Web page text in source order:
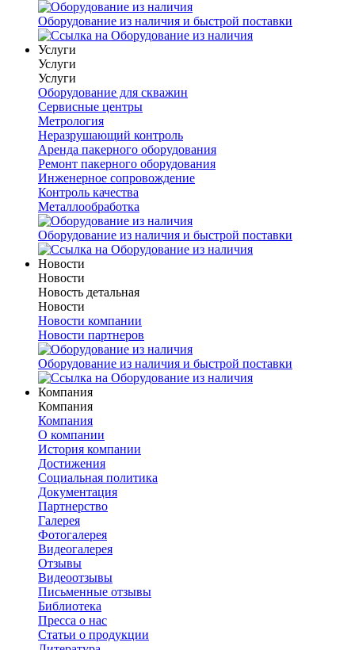
Оборудование из наличия и быстрой поставки
Услуги
Услуги
Услуги
Оборудование для скважин
Сервисные центры
Метрология
Неразрушающий контроль
Аренда пакерного оборудования
Ремонт пакерного оборудования
Инженерное сопровождение
Контроль качества
Металлообработка
Оборудование из наличия и быстрой поставки
Новости
Новости
Новость детальная
Новости
Новости компании
Новости партнеров
Оборудование из наличия и быстрой поставки
Компания
Компания
Компания
О компании
История компании
Достижения
Социальная политика
Документация
Партнерство
Галерея
Фотогалерея
Видеогалерея
Отзывы
Видеоотзывы
Письменные отзывы
Библиотека
Пресса о нас
Статьи о продукции